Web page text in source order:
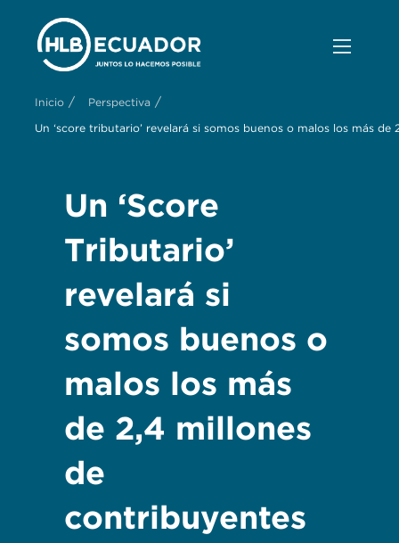
Inicio / Perspectiva /
Un ‘score tributario’ revelará si somos buenos o malos los más
Un ‘Score
Tributario’
revelará si
somos buenos o
malos los más
de 2,4 millones
de
contribuyentes